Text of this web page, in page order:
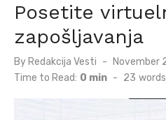
Posetite
zapošljavanja
By Redakcija Vesti
Posted
November
Time to Read: 0 min - 23 words